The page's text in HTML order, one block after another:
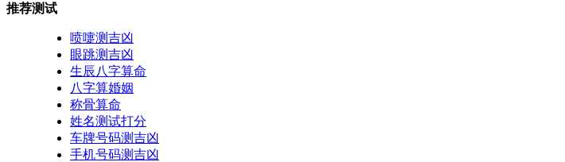
推荐测试
喷嚏测吉凶
眼跳测吉凶
生辰八字算命
八字算婚姻
称骨算命
姓名测试打分
车牌号码测吉凶
手机号码测吉凶